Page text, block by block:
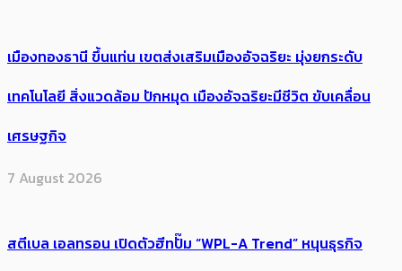
เมืองทองธานี ขึ้นแท่น เขตส่งเสริมเมืองอัจฉริยะ มุ่งยกระดับ
เทคโนโลยี สิ่งแวดล้อม ปักหมุด เมืองอัจฉริยะมีชีวิต ขับเคลื่อน
เศรษฐกิจ
7 August 2026
สตีเบล เอลทรอน เปิดตัวฮีทปั๊ม “WPL-A Trend” หนุนธุรกิจ